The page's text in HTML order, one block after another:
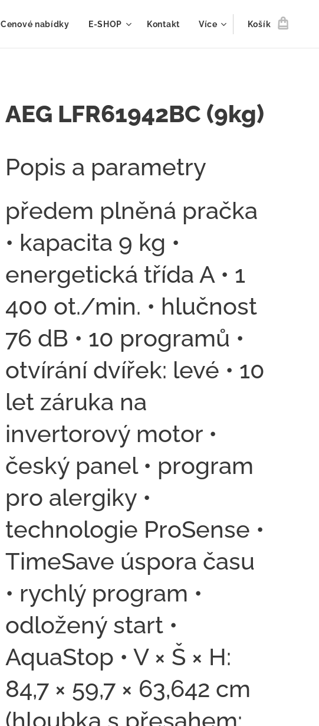
Cenové nabídky E-SHOP Kontakt Více Košík
AEG LFR61942BC (9kg)
Popis a parametry
předem plněná pračka
• kapacita 9 kg •
energetická třída A • 1
400 ot./min. • hlučnost
76 dB • 10 programů •
otvírání dvířek: levé • 10
let záruka na
invertorový motor •
český panel • program
pro alergiky •
technologie ProSense •
TimeSave úspora času
• rychlý program •
odložený start •
AquaStop • V × Š × H:
84,7 × 59,7 × 63,642 cm
(hloubka s přesahem: